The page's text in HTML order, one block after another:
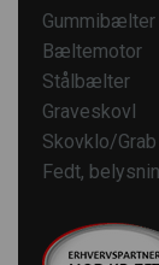
Gummibælter
Bæltemotor
Stålbælter
Graveskovl
Skovklo/Grab
Fedt,